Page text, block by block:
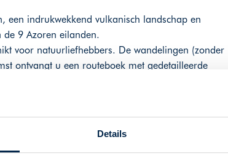
Details
indrukwekkend vulkanisch landschap en
de 9 Azoren eilanden.
voor natuurliefhebbers. De wandelingen (zonder
ontvangt u een routeboek met gedetailleerde
is mild, in de zomer gemiddeld 24C, dus een